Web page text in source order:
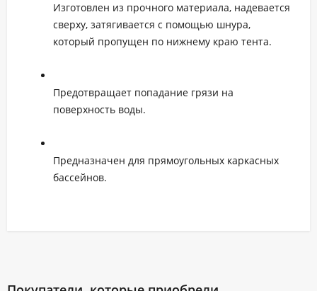
Изготовлен из прочного материала, надевается
сверху, затягивается с помощью шнура,
который пропущен по нижнему краю тента.
Предотвращает попадание грязи на
поверхность воды.
Предназначен для прямоугольных каркасных
бассейнов.